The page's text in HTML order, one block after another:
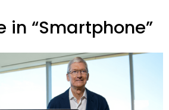
in “Smartphone”